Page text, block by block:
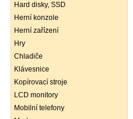
Hard disky, SSD
Herní konzole
Herní zařízení
Hry
Chladiče
Klávesnice
Kopírovací stroje
LCD monitory
Mobilní telefony